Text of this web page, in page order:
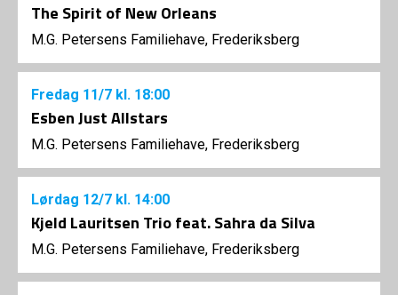
The Spirit of New Orleans
M.G. Petersens Familiehave, Frederiksberg
Fredag 11/7 kl. 18:00
Esben Just Allstars
M.G. Petersens Familiehave, Frederiksberg
Lørdag 12/7 kl. 14:00
Kjeld Lauritsen Trio feat. Sahra da Silva
M.G. Petersens Familiehave, Frederiksberg